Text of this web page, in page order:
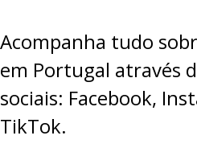
Acompanha tudo
em Portugal através
sociais: Facebook,
TikTok.